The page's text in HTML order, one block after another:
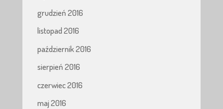
grudzień 2016
listopad 2016
październik 2016
sierpień 2016
czerwiec 2016
maj 2016